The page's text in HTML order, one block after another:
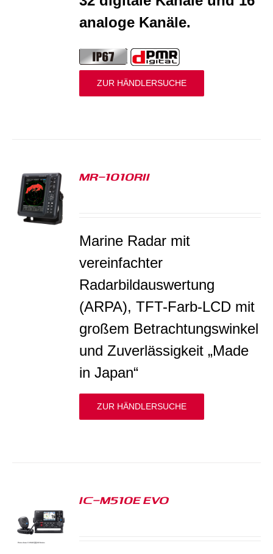
analoge Kanäle.
ZUR HÄNDLERSUCHE
MR-1010RII
Marine Radar mit
vereinfachter
Radarbildauswertung
(ARPA), TFT-Farb-LCD mit
großem Betrachtungswinkel
und Zuverlässigkeit „Made
in Japan“
ZUR HÄNDLERSUCHE
IC-M510E EVO